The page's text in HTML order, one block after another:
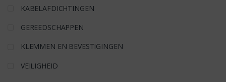
KABELAFDICHTINGEN
GEREEDSCHAPPEN
KLEMMEN EN BEVESTIGINGEN
VEILIGHEID